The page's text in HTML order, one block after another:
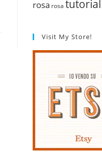
rosa rosa tutorial
Visit My Store!